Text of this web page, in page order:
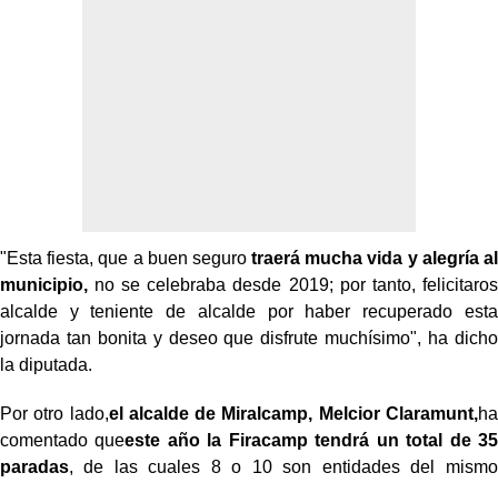
"Esta fiesta, que a buen segurotraerá mucha vida y alegría al
municipio, no se celebraba desde 2019; por tanto, felicitaros
alcalde y teniente de alcalde por haber recuperado esta
jornada tan bonita y deseo que disfrute muchísimo", ha dicho
la diputada.
Por otro lado,el alcalde de Miralcamp, Melcior Claramunt,ha
comentado queeste año la Firacamp tendrá un total de 35
paradas, de las cuales 8 o 10 son entidades del mismo